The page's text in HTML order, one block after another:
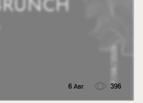
6 Авг 396